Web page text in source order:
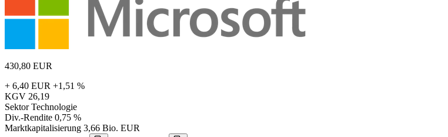
430,80 EUR
+ 6,40 EUR +1,51 %
KGV 26,19
Sektor Technologie
Div.-Rendite 0,75 %
Marktkapitalisierung 3,66 Bio. EUR